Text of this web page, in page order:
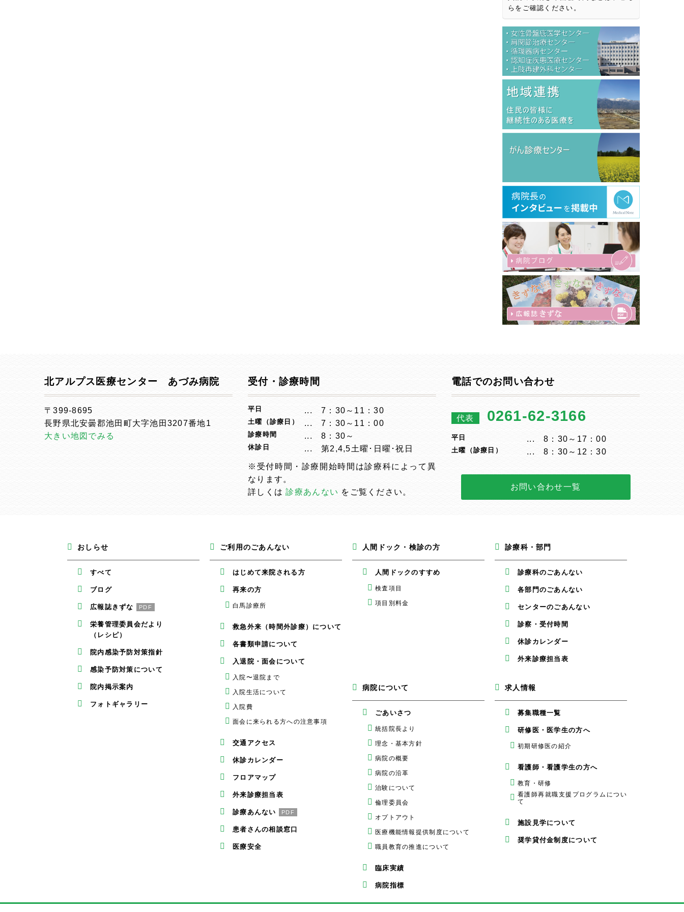
らをご確認ください。
北アルプス医療センター あづみ病院
〒399-8695
長野県北安曇郡池田町大字池田3207番地1
大きい地図でみる
受付・診療時間
平日 7：30～11：30
土曜（診療日） 7：30～11：00
診療時間 8：30～
休診日 第2,4,5土曜･日曜･祝日
※受付時間・診療開始時間は診療科によって異
なります。
詳しくは診療あんない をご覧ください。
電話でのお問い合わせ
代表 0261-62-3166
平日 8：30～17：00
土曜（診療日） 8：30～12：30
お問い合わせ一覧
おしらせ
すべて
ブログ
広報誌きずな PDF
栄養管理委員会だより
（レシピ）
院内感染予防対策指針
感染予防対策について
院内掲示案内
フォトギャラリー
ご利用のごあんない
はじめて来院される方
再来の方
白馬診療所
救急外来（時間外診療）について
各書類申請について
入退院・面会について
入院〜退院まで
入院生活について
入院費
面会に来られる方への注意事項
交通アクセス
休診カレンダー
フロアマップ
外来診療担当表
診療あんない PDF
患者さんの相談窓口
医療安全
人間ドック・検診の方
人間ドックのすすめ
検査項目
項目別料金
診療科・部門
診療科のごあんない
各部門のごあんない
センターのごあんない
診察・受付時間
休診カレンダー
外来診療担当表
病院について
ごあいさつ
統括院長より
理念・基本方針
病院の概要
病院の沿革
治験について
倫理委員会
オプトアウト
医療機能情報提供制度について
職員教育の推進について
臨床実績
病院指標
求人情報
募集職種一覧
研修医・医学生の方へ
初期研修医の紹介
看護師・看護学生の方へ
教育・研修
看護師再就職支援プログラムについ
て
施設見学について
奨学貸付金制度について